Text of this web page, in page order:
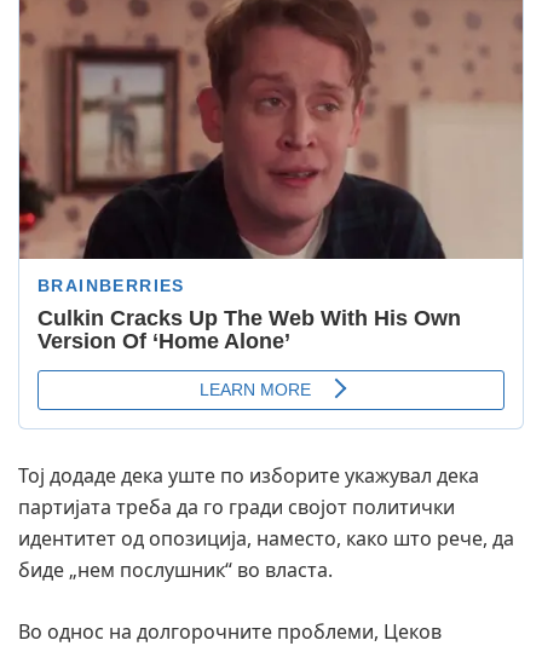
Тој додаде дека уште по изборите укажувал дека
партијата треба да го гради својот политички
идентитет од опозиција, наместо, како што рече, да
биде „нем послушник“ во власта.
Во однос на долгорочните проблеми, Цеков